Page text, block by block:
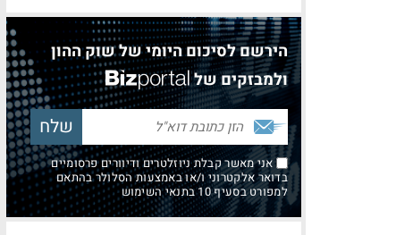
הירשם לסיכום היומי של שוק ההון
ולמבזקים של
אני מאשר קבלת ניוזלטרים ודיוורים פרסומיים
בדואר אלקטרוני ו/או באמצעות הסלולר בהתאם
למפורט בסעיף 10 בתנאי השימוש